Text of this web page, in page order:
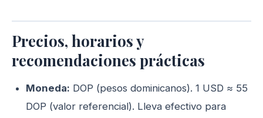
Precios, horarios y
recomendaciones prácticas
Moneda: DOP (pesos dominicanos). 1 USD ≈ 55
DOP (valor referencial). Lleva efectivo para